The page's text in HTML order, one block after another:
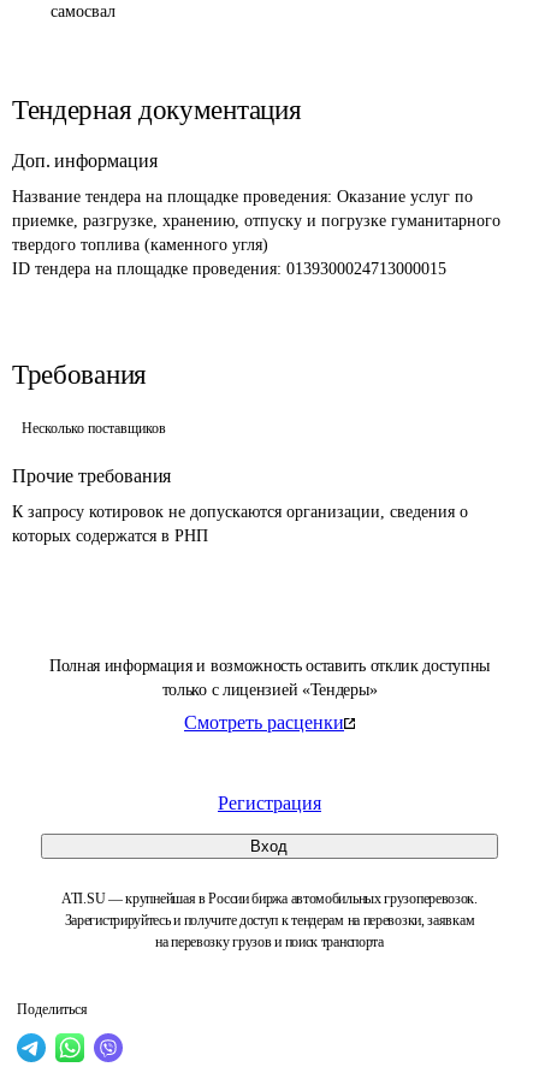
Полная информация и возможность оставить отклик доступны
только с лицензией «Тендеры»
Смотреть расценки
Регистрация
Вход
ATI.SU — крупнейшая в России биржа автомобильных грузоперевозок.
Зарегистрируйтесь и получите доступ к тендерам на перевозки, заявкам
на перевозку грузов и поиск транспорта
Поделиться
самосвал
Тендерная документация
Доп. информация
Название тендера на площадке проведения: Оказание услуг по
приемке, разгрузке, хранению, отпуску и погрузке гуманитарного
твердого топлива (каменного угля)
ID тендера на площадке проведения: 0139300024713000015
Требования
Несколько поставщиков
Прочие требования
К запросу котировок не допускаются организации, сведения о
которых содержатся в РНП